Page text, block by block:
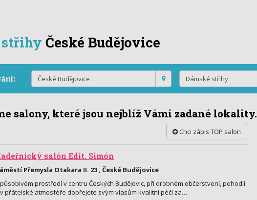
střihy České Budějovice
salony, které jsou nejblíž Vámi zadané lokality.
Chci zápis TOP salon
salón Edit. Simón
Přemysla Otakara II. 23 , České Budějovice
prostředí v centru Českých Budějovic, při drobném občerstvení, pohodlí
přátelské atmosféře dopřejete svým vlasům kvalitní péči za…